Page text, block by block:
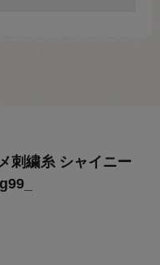
刺繍糸 シャイニー